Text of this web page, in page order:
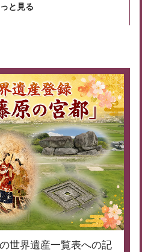
と見る
世界遺産一覧表への記